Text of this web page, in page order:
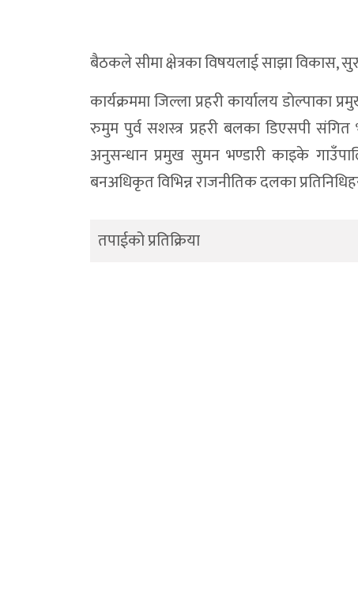
बैठकले सीमा क्षेत्रका विषयलाई साझा विकास,
कार्यक्रममा जिल्ला प्रहरी कार्यालय डाेल्पाका
रुमुम पुर्व सशस्त्र प्रहरी बलका डिएसपी
अनुसन्धान प्रमुख सुमन भण्डारी काइके
बनअधिकृत विभिन्न राजनीतिक दलका
तपाईको प्रतिक्रिया